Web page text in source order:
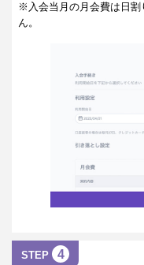
※入会当月の月会費は日割
ん。
STEP 4